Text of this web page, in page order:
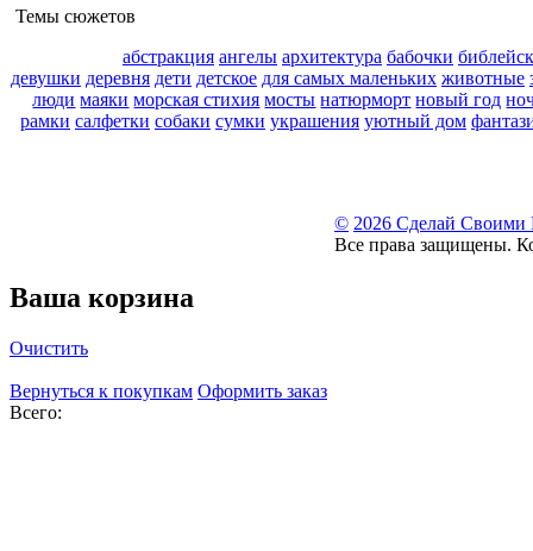
Темы сюжетов
абстракция ангелы архитектура бабочки
девушки деревня дети детское для самых маленьких животные
люди маяки морская стихия мосты натюрморт новый год
рамки салфетки собаки сумки украшения уютный дом
© 2026 Сделай Своими
Все права защищены.
Ваша корзина
Очистить
Вернуться к покупкам Оформить заказ
Всего: